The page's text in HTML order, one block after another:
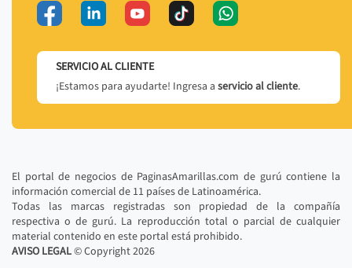
SERVICIO AL CLIENTE
¡Estamos para ayudarte! Ingresa a servicio al cliente.
El portal de negocios de PaginasAmarillas.com de gurú contiene la
información comercial de 11 países de Latinoamérica.
Todas las marcas registradas son propiedad de la compañía
respectiva o de gurú. La reproducción total o parcial de cualquier
material contenido en este portal está prohibido.
AVISO LEGAL© Copyright2026